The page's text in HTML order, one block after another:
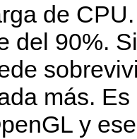
de
del 90%.
más.
y